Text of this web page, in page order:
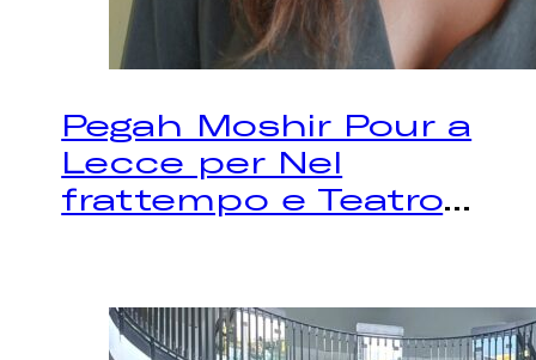
Pegah Moshir Pour a
Lecce per Nel
frattempo e Teatro...